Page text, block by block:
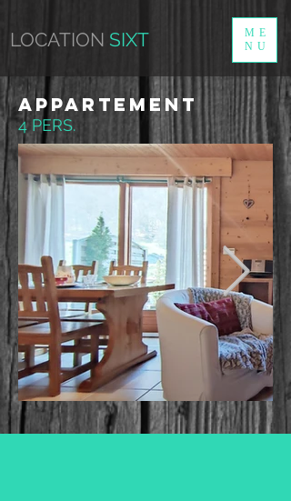
ME
NU
LOCATION SIXT
APPARTEMENT
4 PERS.